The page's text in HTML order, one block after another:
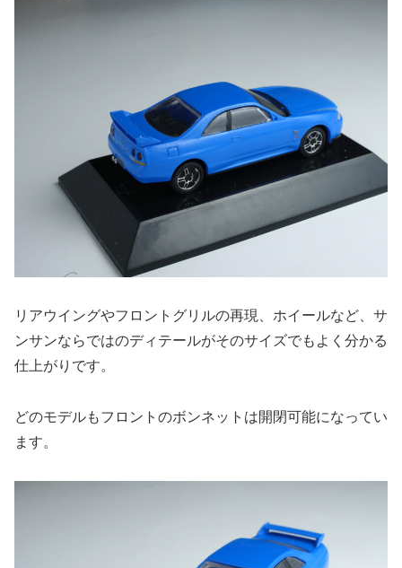
リアウイングやフロントグリルの再現、ホイールなど、サ
ンサンならではのディテールがそのサイズでもよく分かる
仕上がりです。
どのモデルもフロントのボンネットは開閉可能になってい
ます。